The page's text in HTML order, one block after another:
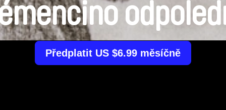
Předplatit US $6.99 měsíčně